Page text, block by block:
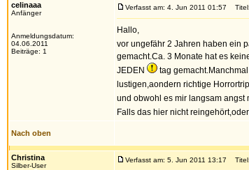
celinaaa
Anfänger
Anmeldungsdatum:
04.06.2011
Beiträge: 1
Verfasst am: 4. Jun 2011 01:57
Hallo,
vor ungefähr 2 Jahren haben ein
gemacht.Ca. 3 Monate hat es
JEDEN
tag
lustigen,aondern richtige
und obwohl es mir langsam angst
Falls das hier nicht
Nach oben
Christina
Silber-User
Verfasst am: 5. Jun 2011 13:17 Titel: